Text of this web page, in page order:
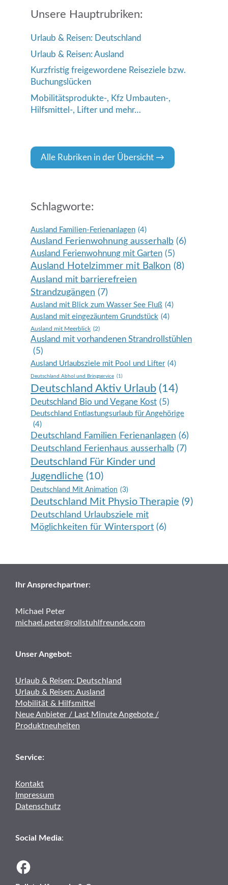
Unsere Hauptrubriken:
Urlaub & Reisen: Deutschland
Urlaub & Reisen: Ausland
Kurzfristig freigewordene Reiseziele bzw.
Buchungslücken
Mobilitätsprodukte-, Kfz Umbauten-,
Hilfsmittel-, Lifter und mehr…
Alle Rubriken in der Übersicht
Schlagworte:
Ausland Familien-Ferienanlagen (4)
Ausland Ferienwohnung ausserhalb (6)
Ausland Ferienwohnung mit Garten (5)
Ausland Hotelzimmer mit Balkon (8)
Ausland mit barrierefreien
Strandzugängen (7)
Ausland mit Blick zum Wasser See Fluß (4)
Ausland mit eingezäuntem Grundstück (4)
Ausland mit Meerblick (2)
Ausland mit vorhandenen Strandrollstühlen
(5)
Ausland Urlaubsziele mit Pool und Lifter (4)
Deutschland Abhol und Bringservice (1)
Deutschland Aktiv Urlaub (14)
Deutschland Bio und Vegane Kost (5)
Deutschland Entlastungsurlaub für Angehörige
(4)
Deutschland Familien Ferienanlagen (6)
Deutschland Ferienhaus ausserhalb (7)
Deutschland Für Kinder und
Jugendliche (10)
Deutschland Mit Animation (3)
Deutschland Mit Physio Therapie (9)
Deutschland Urlaubsziele mit
Möglichkeiten für Wintersport (6)
Ihr Ansprechpartner:
Michael Peter
michael.peter@rollstuhlfreunde.com
Unser Angebot:
Urlaub & Reisen: Deutschland
Urlaub & Reisen: Ausland
Mobilität & Hilfsmittel
Neue Anbieter / Last Minute Angebote /
Produktneuheiten
Service:
Kontakt
Impressum
Datenschutz
Social Media: